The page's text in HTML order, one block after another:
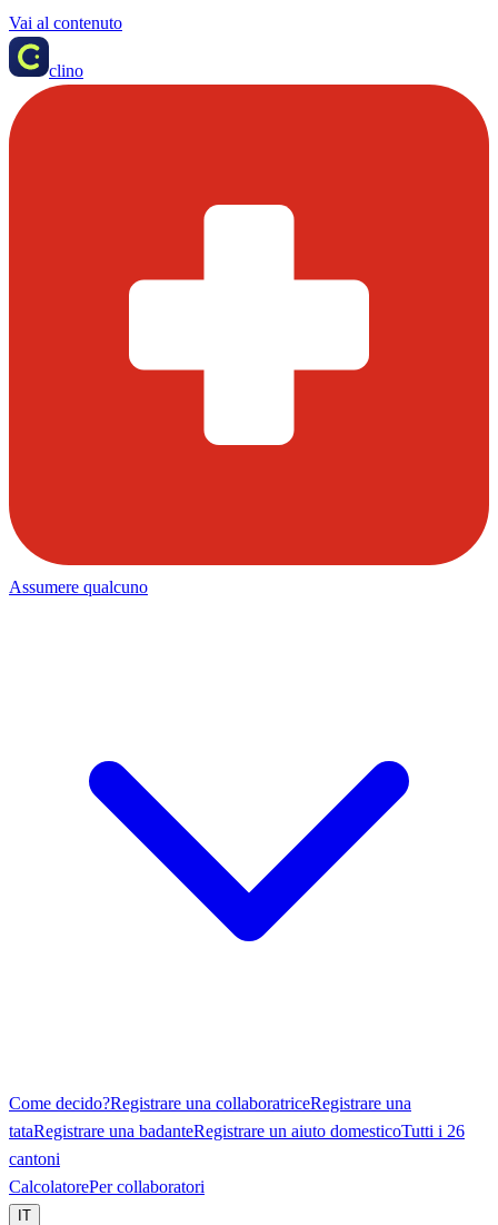
Vai al contenuto
clino
Assumere qualcuno
Come decido?Registrare una collaboratriceRegistrare una
tataRegistrare una badanteRegistrare un aiuto domesticoTutti i 26
cantoni
CalcolatorePer collaboratori
IT